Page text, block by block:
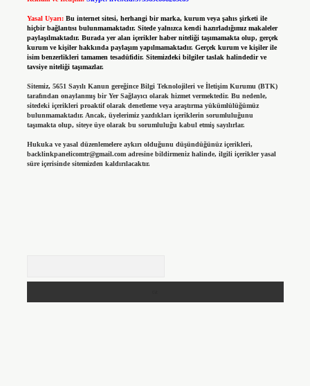
Yasal Uyarı: Bu internet sitesi, herhangi bir marka, kurum veya şahıs şirketi ile
hiçbir bağlantısı bulunmamaktadır. Sitede yalnızca kendi hazırladığımız makaleler
paylaşılmaktadır. Burada yer alan içerikler haber niteliği taşımamakta olup, gerçek
kurum ve kişiler hakkında paylaşım yapılmamaktadır. Gerçek kurum ve kişiler ile
isim benzerlikleri tamamen tesadüfidir. Sitemizdeki bilgiler taslak halindedir ve
tavsiye niteliği taşımazlar.
Sitemiz, 5651 Sayılı Kanun gereğince Bilgi Teknolojileri ve İletişim Kurumu (BTK)
tarafından onaylanmış bir Yer Sağlayıcı olarak hizmet vermektedir. Bu nedenle,
sitedeki içerikleri proaktif olarak denetleme veya araştırma yükümlülüğümüz
bulunmamaktadır. Ancak, üyelerimiz yazdıkları içeriklerin sorumluluğunu
taşımakta olup, siteye üye olarak bu sorumluluğu kabul etmiş sayılırlar.
Hukuka ve yasal düzenlemelere aykırı olduğunu düşündüğünüz içerikleri,
backlinkpanelicomtr@gmail.comadresine bildirmeniz halinde, ilgili içerikler yasal
süre içerisinde sitemizden kaldırılacaktır.